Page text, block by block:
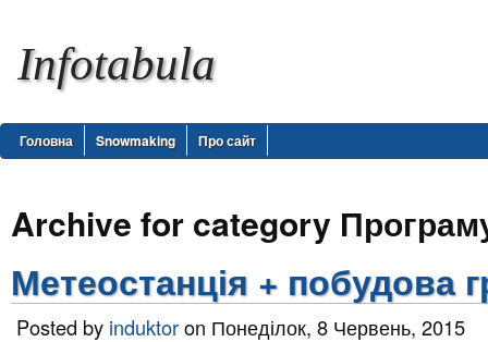
Infotabula
Головна Snowmaking Про сайт
Archive for category
Метеостанція + побудова
Posted by induktoron Понеділок, 8 Червень, 2015